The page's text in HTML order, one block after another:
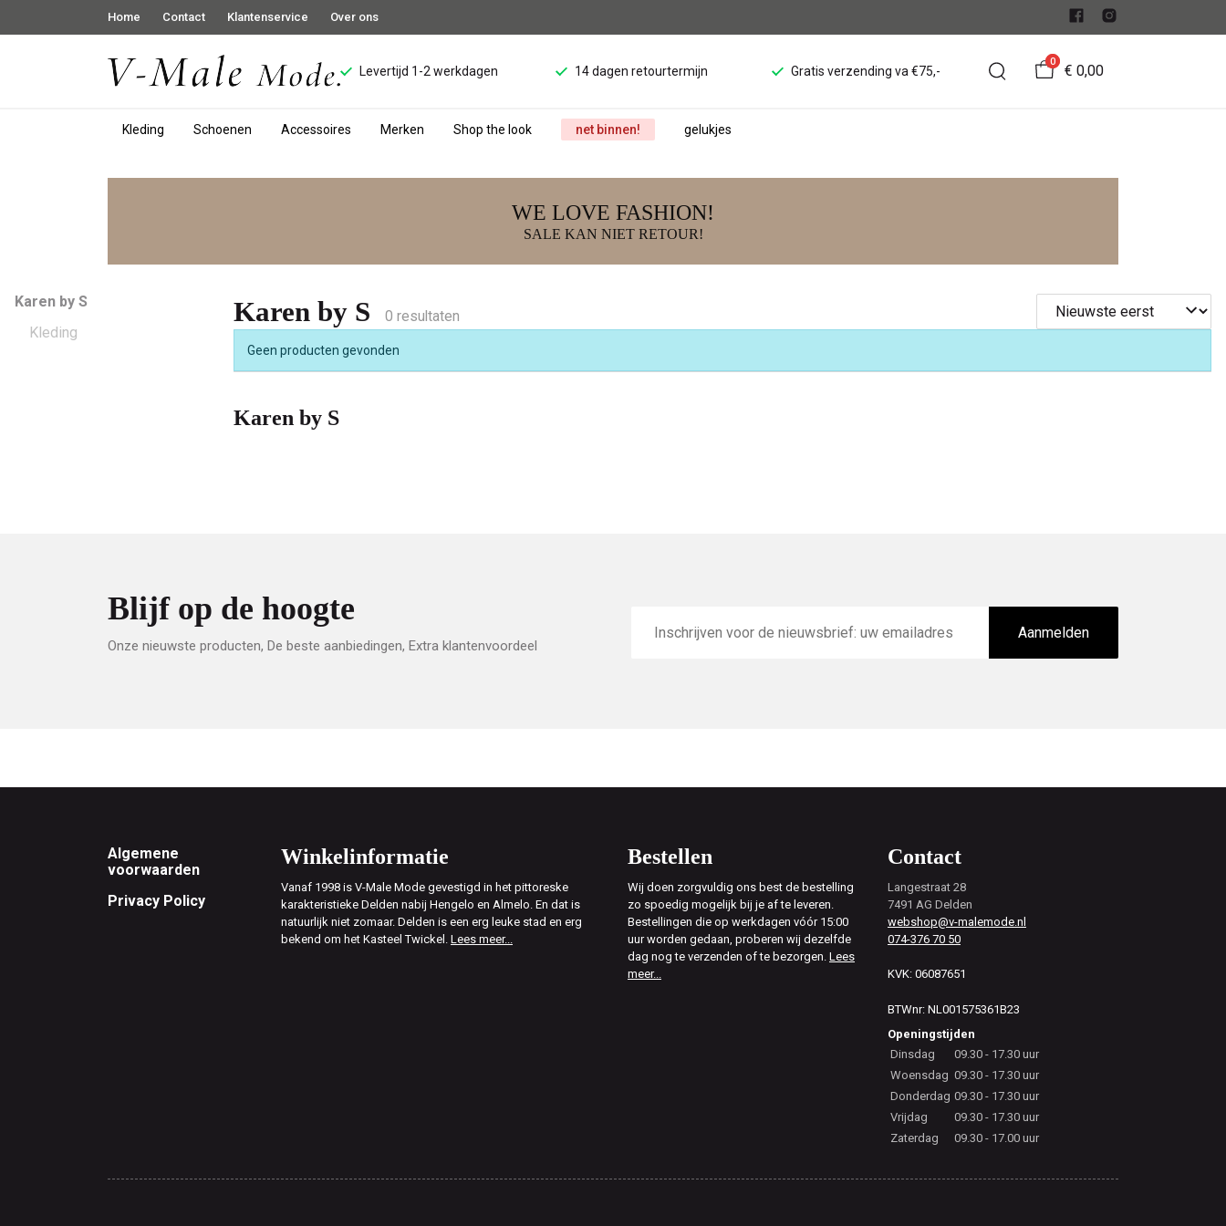
Home Contact Klantenservice Over ons
Levertijd 1-2 werkdagen 14 dagen retourtermijn Gratis verzending va €75,-
0
€ 0,00
Kleding Schoenen Accessoires Merken Shop the look net binnen! gelukjes
Karen
V-
WE LOVE FASHION!
SALE KAN NIET RETOUR!
Karen by S
Kleding
Karen by S 0 resultaten
Geen producten gevonden
Karen by S
Blijf op de hoogte
Onze nieuwste producten, De beste aanbiedingen, Extra klantenvoordeel
mailadres
Aanmelden
Footer
Algemene
voorwaarden
Privacy Policy
Winkelinformatie
Vanaf 1998 is V-Male Mode gevestigd in het pittoreske
karakteristieke Delden nabij Hengelo en Almelo. En dat is
natuurlijk niet zomaar. Delden is een erg leuke stad en erg
bekend om het Kasteel Twickel. Lees meer...
Bestellen
Wij doen zorgvuldig ons best de bestelling
zo spoedig mogelijk bij je af te leveren.
Bestellingen die op werkdagen vóór 15:00
uur worden gedaan, proberen wij dezelfde
dag nog te verzenden of te bezorgen. Lees
meer...
Contact
Langestraat 28
7491 AG Delden
webshop@v-malemode.nl
074-376 70 50
KVK: 06087651
BTWnr: NL001575361B23
Openingstijden
Dinsdag
09.30 - 17.30 uur
Woensdag 09.30 - 17.30 uur
Donderdag 09.30 - 17.30 uur
Vrijdag
09.30 - 17.30 uur
Zaterdag
09.30 - 17.00 uur